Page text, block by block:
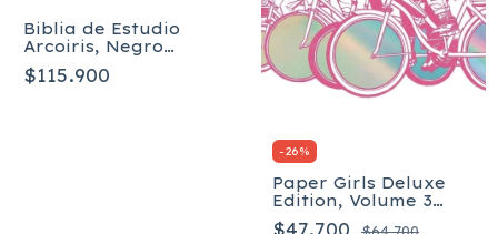
Biblia de Estudio
Arcoiris, Negro
imitación piel RVR
1960
$115.900
-26%
Paper Girls Deluxe
Edition, Volume 3
(Paper Girls Deluxe,